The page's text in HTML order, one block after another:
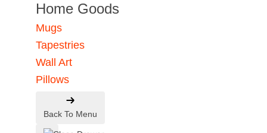
Home Goods
Mugs
Tapestries
Wall Art
Pillows
Back To Menu